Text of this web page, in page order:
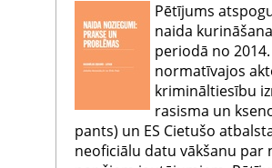
Pētījums
naida
periodā no
normatīvajos
krimināltiesību
rasisma un
pants) un ES Cietušo
neoficiālu datu vākšanu par